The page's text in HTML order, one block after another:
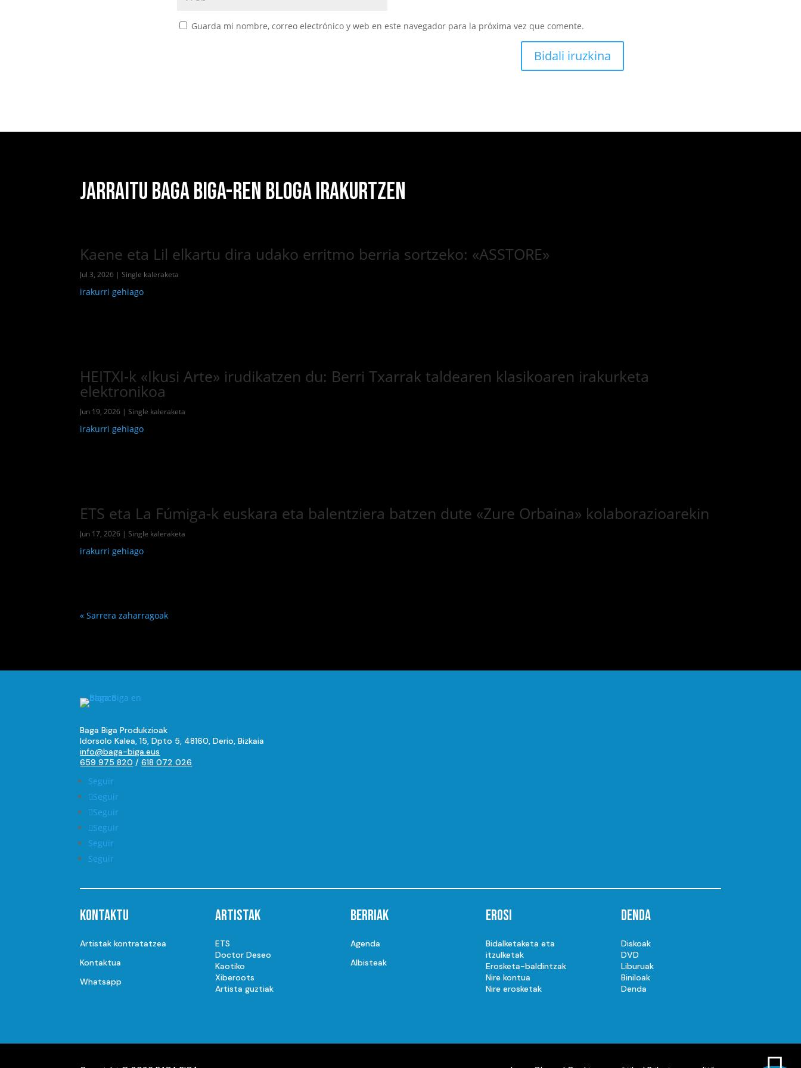
Guarda mi nombre, correo electrónico y web en este navegador para la próxima vez que comente.
Bidali iruzkina
JARRAITU BAGA BIGA-REN BLOGA IRAKURTZEN
Kaene eta Lil elkartu dira udako erritmo berria sortzeko: «ASSTORE»
Jul 3, 2026 |Single kaleraketa
irakurri gehiago
HEITXI-k «Ikusi Arte» irudikatzen du: Berri Txarrak taldearen klasikoaren irakurketa
elektronikoa
Jun 19, 2026 |Single kaleraketa
irakurri gehiago
ETS eta La Fúmiga-k euskara eta balentziera batzen dute «Zure Orbaina» kolaborazioarekin
Jun 17, 2026 |Single kaleraketa
irakurri gehiago
« Sarrera zaharragoak
Baga Biga Produkzioak
Idorsolo Kalea, 15, Dpto 5, 48160, Derio, Bizkaia
info@baga-biga.eus
659 975 820 /618 072 026
Seguir
Seguir
Seguir
Seguir
Seguir
Seguir
Kontaktu
Artistak kontratatzea
Kontaktua
Whatsapp
Artistak
ETS
Doctor Deseo
Kaotiko
Xiberoots
Artista guztiak
Berriak
Agenda
Albisteak
Erosi
Bidalketaketa eta
itzulketak
Erosketa-baldintzak
Nire kontua
Nire erosketak
Denda
Diskoak
DVD
Liburuak
Biniloak
Denda